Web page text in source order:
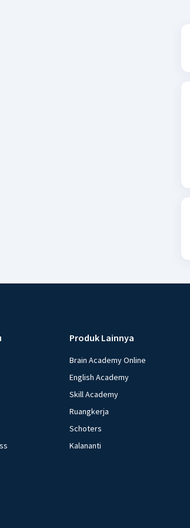
Produk Lainnya
Brain Academy Online
English Academy
Skill Academy
Ruangkerja
Schoters
Kalananti